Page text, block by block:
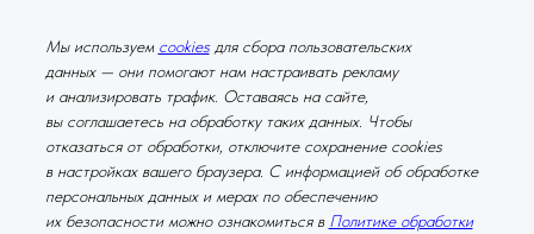
Мы используем cookiesдля сбора пользовательских
данных — они помогают нам настраивать рекламу
и анализировать трафик. Оставаясь на сайте,
вы соглашаетесь на обработку таких данных. Чтобы
отказаться от обработки, отключите сохранение cookies
в настройках вашего браузера. С информацией об обработке
персональных данных и мерах по обеспечению
их безопасности можно ознакомиться в Политике обработки